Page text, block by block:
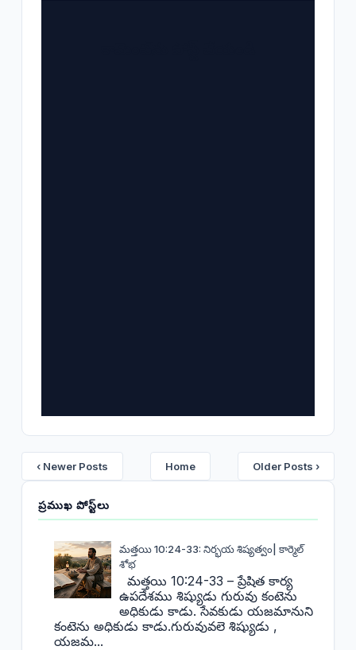
‹ Newer Posts Home Older Posts ›
ప్రముఖ పోస్ట్‌లు
మత్తయి 10:24-33: నిర్భయ శిష్యత్వం| కార్మెల్
శోభ
మత్తయి 10:24-33 – ప్రేషిత కార్య
ఉపదేశము శిష్యుడు గురువు కంటెను
అధికుడు కాడు. సేవకుడు యజమానుని
కంటెను అధికుడు కాడు.గురువువలె శిష్యుడు ,
యజమ...